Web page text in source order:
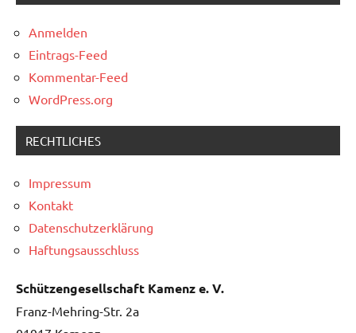
Anmelden
Eintrags-Feed
Kommentar-Feed
WordPress.org
RECHTLICHES
Impressum
Kontakt
Datenschutzerklärung
Haftungsausschluss
Schützengesellschaft Kamenz e. V.
Franz-Mehring-Str. 2a